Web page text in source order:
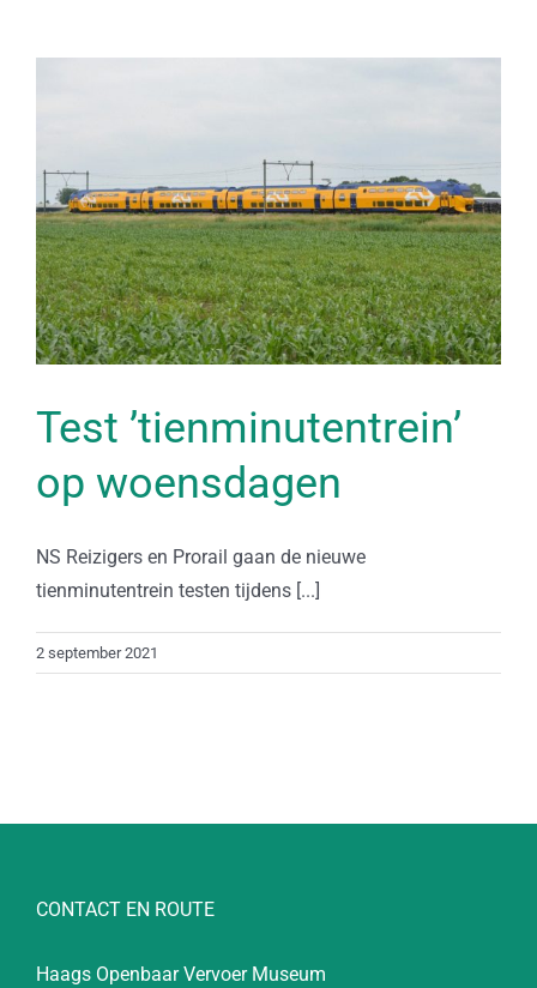
Test ’tienminutentrein’
op woensdagen
NS Reizigers en Prorail gaan de nieuwe
tienminutentrein testen tijdens [...]
2 september 2021
CONTACT EN ROUTE
Haags Openbaar Vervoer Museum